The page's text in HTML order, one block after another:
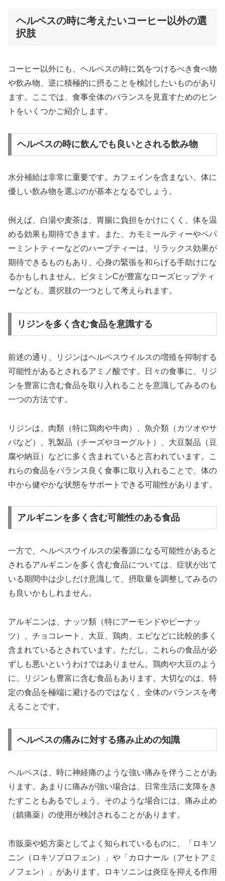
ヘルペスの時に考えたいコーヒー以外の選
択肢
コーヒー以外にも、ヘルペスの時に気をつけるべき食べ物
や飲み物、逆に積極的に摂ることを検討したいものがあり
ます。ここでは、食事全体のバランスを見直すためのヒン
トをいくつかご紹介します。
ヘルペスの時に飲んでも良いとされる飲み物
水分補給は非常に重要です。カフェインを含まない、体に
優しい飲み物を選ぶのが基本となるでしょう。
例えば、白湯や麦茶は、胃腸に負担をかけにくく、体を温
める効果も期待できます。また、カモミールティーやペパ
ーミントティーなどのハーブティーは、リラックス効果が
期待できるものもあり、心身の緊張を和らげる手助けにな
るかもしれません。ビタミンCが豊富なローズヒップティ
ーなども、選択肢の一つとして考えられます。
リジンを多く含む食品を意識する
前述の通り、リジンはヘルペスウイルスの増殖を抑制する
可能性があるとされるアミノ酸です。日々の食事に、リジ
ンを豊富に含む食品を取り入れることを意識してみるのも
一つの方法です。
リジンは、肉類（特に鶏肉や牛肉）、魚介類（カツオやサ
バなど）、乳製品（チーズやヨーグルト）、大豆製品（豆
腐や納豆）などに多く含まれていると言われています。こ
れらの食品をバランス良く食事に取り入れることで、体の
中から健やかな状態をサポートできる可能性があります。
アルギニンを多く含む可能性のある食品
一方で、ヘルペスウイルスの栄養源になる可能性があると
されるアルギニンを多く含む食品については、症状が出て
いる期間中は少しだけ意識して、摂取量を調整してみるの
も良いかもしれません。
アルギニンは、ナッツ類（特にアーモンドやピーナッ
ツ）、チョコレート、大豆、鶏肉、エビなどに比較的多く
含まれているとされています。ただし、これらの食品が必
ずしも悪いというわけではありません。鶏肉や大豆のよう
に、リジンも豊富に含む食品もあります。大切なのは、特
定の食品を極端に避けるのではなく、全体のバランスを考
えることです。
ヘルペスの痛みに対する痛み止めの知識
ヘルペスは、時に神経痛のような強い痛みを伴うことがあ
ります。あまりに痛みが強い場合は、日常生活に支障をき
たすこともあるでしょう。そのような場合には、痛み止め
（鎮痛薬）の使用が検討されることがあります。
市販薬や処方薬としてよく知られているものに、「ロキソ
ニン（ロキソプロフェン）」や「カロナール（アセトアミ
ノフェン）」があります。ロキソニンは炎症を抑える作用